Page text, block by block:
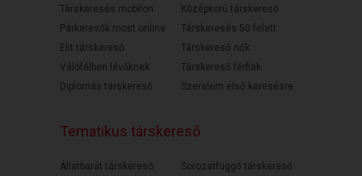
Társkeresés mobilon
Párkeresők most online
Elit társkereső
Válófélben lévőknek
Diplomás társkereső
Középkorú társkereső
Társkeresés 50 felett
Társkereső nők
Társkereső férfiak
Szerelem első keresésre
Tematikus társkereső
Állatbarát társkereső
Sorozatfüggő társkereső